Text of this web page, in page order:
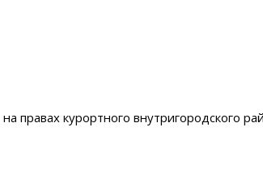
правах курортного внутригородского